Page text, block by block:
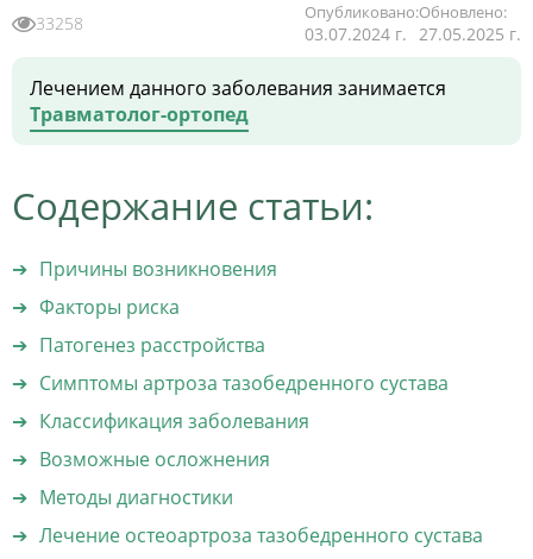
33258 Опубликовано:
03.07.2024 г.
Обновлено:
27.05.2025 г.
Лечением данного заболевания занимается
Травматолог-ортопед
Содержание статьи:
Причины возникновения
Факторы риска
Патогенез расстройства
Симптомы артроза тазобедренного сустава
Классификация заболевания
Возможные осложнения
Методы диагностики
Лечение остеоартроза тазобедренного сустава